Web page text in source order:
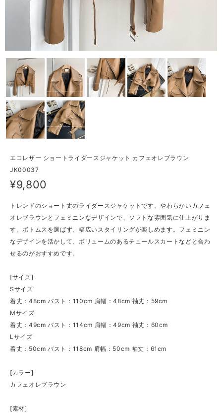
エコレザー ショートライダースジャケット カフェオレブラウン
JK00037
¥9,800
トレンドのショート丈のライダースジャケットです。やわらかいカフェ
オレブラウンとフェミニンなデザインで、ソフトな雰囲気に仕上がりま
す。ボトムスを選ばず、幅広いスタイリングが楽しめます。フェミニン
なデザインを活かして、ボリュームのあるチュールスカートなどと合わ
せるのがおすすめです。
[サイズ]
Sサイズ
着丈：48cm バスト：110cm 肩幅：48cm 袖丈：59cm
Mサイズ
着丈：49cm バスト：114cm 肩幅：49cm 袖丈：60cm
Lサイズ
着丈：50cm バスト：118cm 肩幅：50cm 袖丈：61cm
[カラー]
カフェオレブラウン
[素材]